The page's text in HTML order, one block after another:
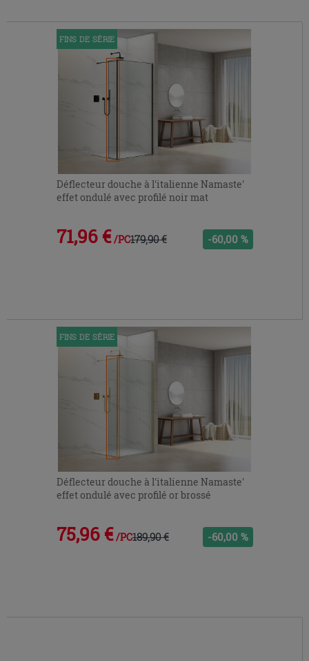
FINS DE SÉRIE
Déflecteur douche à l'italienne Namaste'
effet ondulé avec profilé noir mat
71,96 € /PC179,90 € -60,00 %
FINS DE SÉRIE
Déflecteur douche à l'italienne Namaste'
effet ondulé avec profilé or brossé
75,96 € /PC189,90 € -60,00 %